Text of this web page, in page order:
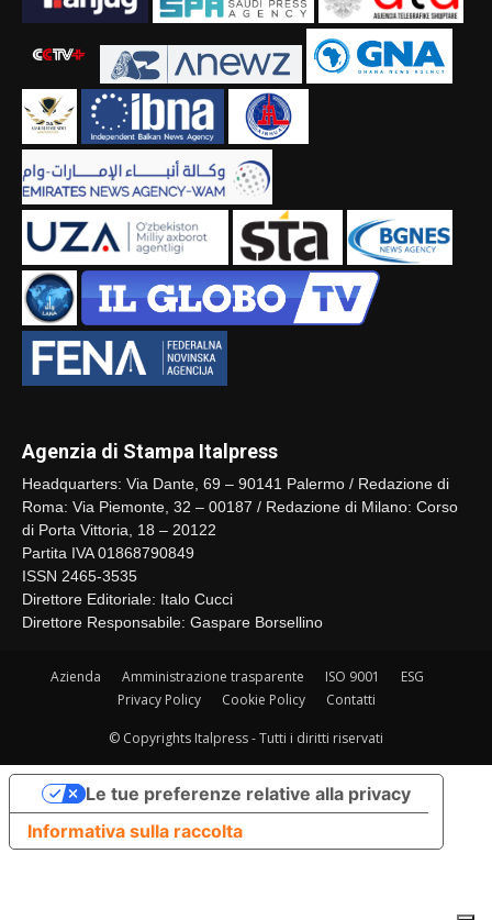
Agenzia di Stampa Italpress
Headquarters: Via Dante, 69 – 90141 Palermo / Redazione di
Roma: Via Piemonte, 32 – 00187 / Redazione di Milano: Corso
di Porta Vittoria, 18 – 20122
Partita IVA 01868790849
ISSN 2465-3535
Direttore Editoriale: Italo Cucci
Direttore Responsabile: Gaspare Borsellino
Azienda Amministrazione trasparente ISO 9001
ESG
Privacy Policy
Cookie Policy Contatti
© Copyrights Italpress - Tutti i diritti riservati
Informativa sulla raccolta
Le tue preferenze relative alla privacy